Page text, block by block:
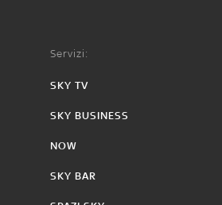
Servizi:
SKY TV
SKY BUSINESS
NOW
SKY BAR